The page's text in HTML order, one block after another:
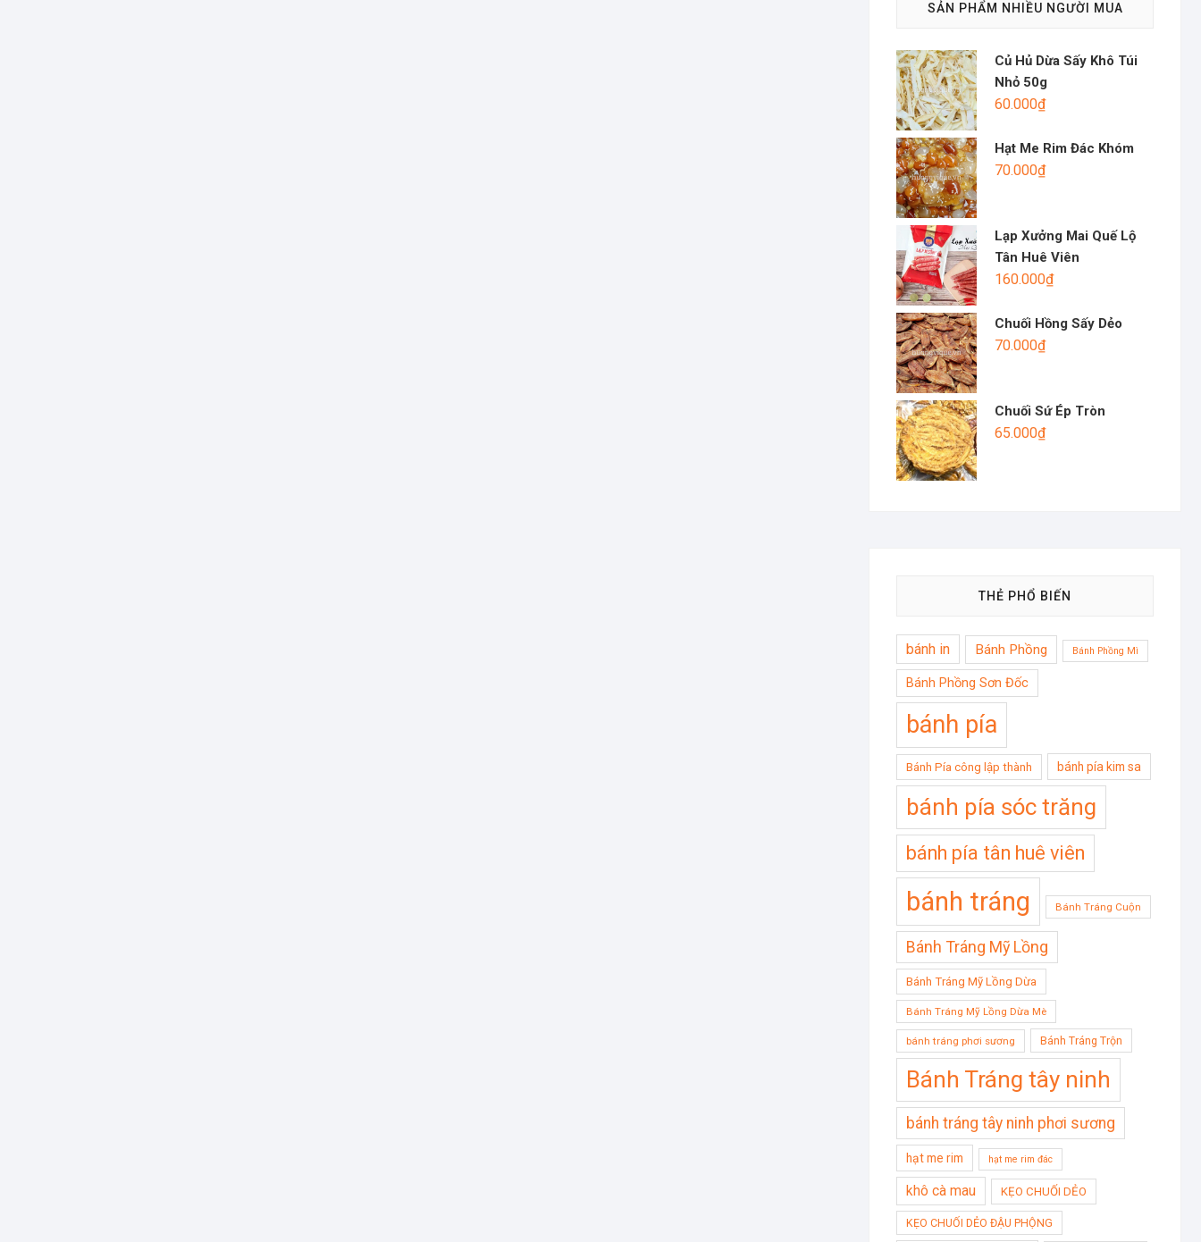
SẢN PHẨM NHIỀU NGƯỜI MUA
Củ Hủ Dừa Sấy Khô Túi
Nhỏ 50g
60.000₫
Hạt Me Rim Đác Khóm
70.000₫
Lạp Xưởng Mai Quế Lộ
Tân Huê Viên
160.000₫
Chuối Hồng Sấy Dẻo
70.000₫
Chuối Sứ Ép Tròn
65.000₫
THẺ PHỔ BIẾN
bánh in Bánh Phồng Bánh Phồng Mì
Bánh Phồng Sơn Đốc
bánh pía
Bánh Pía công lập thành bánh pía kim sa
bánh pía sóc trăng
bánh pía tân huê viên
bánh tráng Bánh Tráng Cuộn
Bánh Tráng Mỹ Lồng
Bánh Tráng Mỹ Lồng Dừa
Bánh Tráng Mỹ Lồng Dừa Mè
bánh tráng phơi sương Bánh Tráng Trộn
Bánh Tráng tây ninh
bánh tráng tây ninh phơi sương
hạt me rim hạt me rim đác
khô cà mau KẸO CHUỐI DẺO
KẸO CHUỐI DẺO ĐẬU PHỘNG